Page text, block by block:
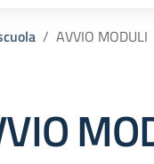
AVVIO MODULI